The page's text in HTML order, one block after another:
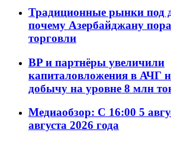
Традиционные рынки под
почему Азербайджану
торговли
BP и партнёры увеличили
капиталовложения в АЧГ
добычу на уровне 8 млн
Медиаобзор: С 16:00 5
августа 2026 года